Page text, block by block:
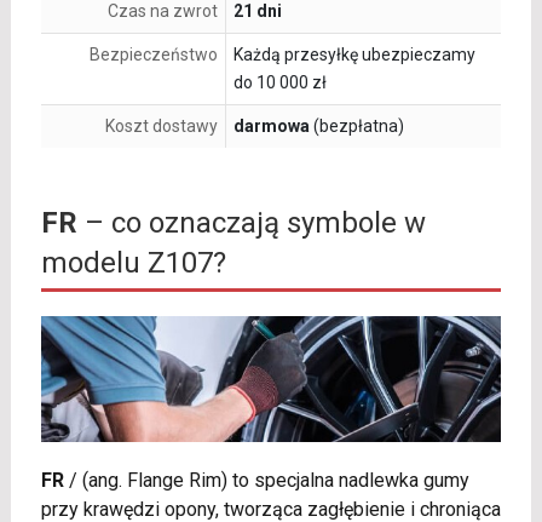
Czas na zwrot 21 dni
Bezpieczeństwo
Każdą przesyłkę ubezpieczamy
do 10 000 zł
Koszt dostawy darmowa (bezpłatna)
FR – co oznaczają symbole w
modelu Z107?
FR/ (ang. Flange Rim) to specjalna nadlewka gumy
przy krawędzi opony, tworząca zagłębienie i chroniąca